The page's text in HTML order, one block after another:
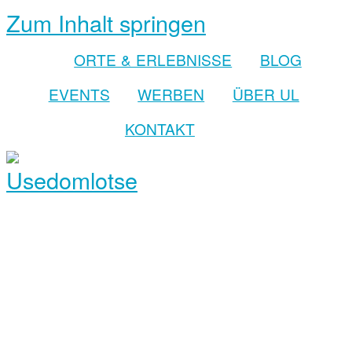
Zum Inhalt springen
ORTE & ERLEBNISSE
BLOG
EVENTS
WERBEN
ÜBER UL
KONTAKT